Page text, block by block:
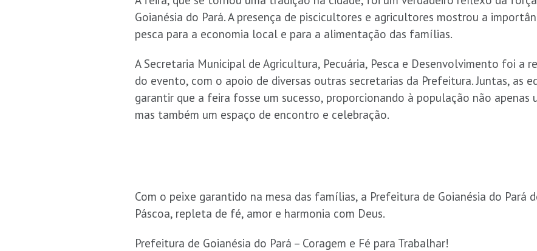
Goianésia do Pará. A presença de piscicultores e agricultores mostrou a
pesca para a economia local e para a alimentação das famílias.
A Secretaria Municipal de Agricultura, Pecuária, Pesca e Desenvolvimento foi a
do evento, com o apoio de diversas outras secretarias da Prefeitura. Juntas, as
garantir que a feira fosse um sucesso, proporcionando à população não apenas
mas também um espaço de encontro e celebração.
Com o peixe garantido na mesa das famílias, a Prefeitura de Goianésia do Pará
Páscoa, repleta de fé, amor e harmonia com Deus.
Prefeitura de Goianésia do Pará – Coragem e Fé para Trabalhar!